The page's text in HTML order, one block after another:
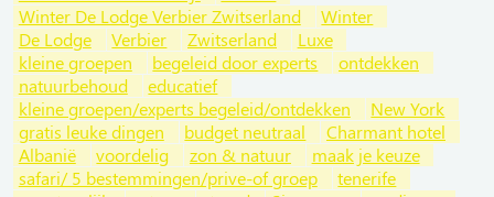
Winter De Lodge Verbier Zwitserland
Winter
De Lodge
Verbier Zwitserland
Luxe
kleine groepen
begeleid door experts
ontdekken
natuurbehoud
educatief
kleine groepen/experts begeleid/ontdekken
New York
gratis leuke dingen
budget neutraal
Charmant hotel
Albanië
voordelig zon & natuur
maak je keuze
safari/ 5 bestemmingen/prive-of groep
tenerife